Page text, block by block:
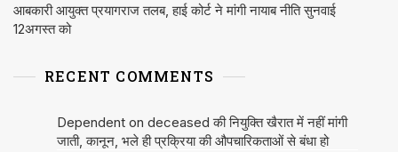
आबकारी आयुक्त प्रयागराज तलब, हाई कोर्ट ने मांगी नायाब नीति सुनवाई
12अगस्त को
RECENT COMMENTS
Dependent on deceased की नियुक्ति खैरात में नहीं मांगी
जाती, कानून, भले ही प्रक्रिया की औपचारिकताओं से बंधा हो